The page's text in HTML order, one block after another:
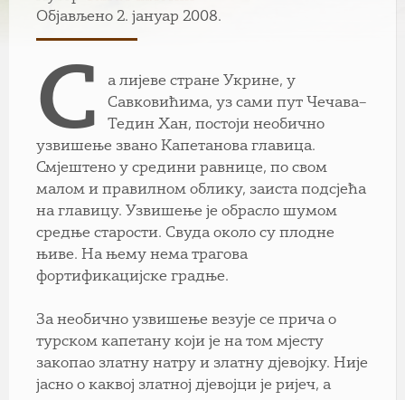
Објављено 2. јануар 2008.
С
а лијеве стране Укрине, у
Савковићима, уз сами пут Чечава–
Тедин Хан, постоји необично
узвишење звано Капетанова главица.
Смјештено у средини равнице, по свом
малом и правилном облику, заиста подсјећа
на главицу. Узвишење је обрасло шумом
средње старости. Свуда около су плодне
њиве. На њему нема трагова
фортификацијске градње.
За необично узвишење везује се прича о
турском капетану који је на том мјесту
закопао златну натру и златну дјевојку. Није
јасно о каквој златној дјевојци је ријеч, а